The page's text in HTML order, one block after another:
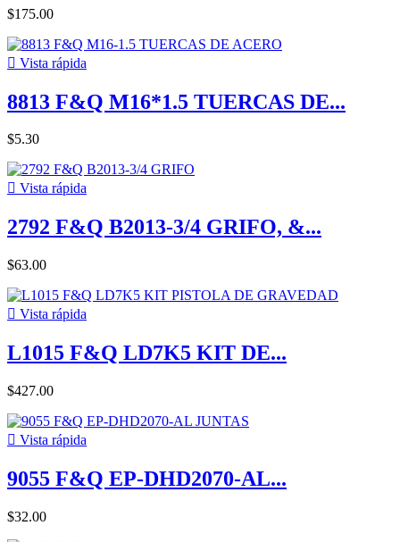
$175.00
 Vista rápida
8813 F&Q M16*1.5 TUERCAS DE...
$5.30
 Vista rápida
2792 F&Q B2013-3/4 GRIFO, &...
$63.00
 Vista rápida
L1015 F&Q LD7K5 KIT DE...
$427.00
 Vista rápida
9055 F&Q EP-DHD2070-AL...
$32.00